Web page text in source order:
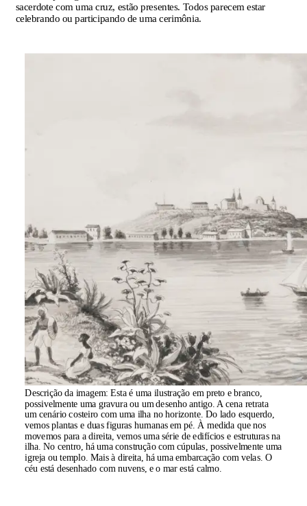
sacerdote com uma cruz, estão presentes. Todos parecem estar
celebrando ou participando de uma cerimônia.
Descrição da imagem:Esta é uma ilustração em preto e branco,
possivelmente uma gravura ou um desenho antigo. A cena retrata
um cenário costeiro com uma ilha no horizonte. Do lado esquerdo,
vemos plantas e duas figuras humanas em pé. À medida que nos
movemos para a direita, vemos uma série de edifícios e estruturas na
ilha. No centro, há uma construção com cúpulas, possivelmente uma
igreja ou templo. Mais à direita, há uma embarcação com velas. O
céu está desenhado com nuvens, e o mar está calmo.